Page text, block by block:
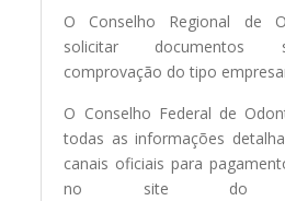
O Conselho Regional de
solicitar documentos
comprovação do tipo
O Conselho Federal de
todas as informações
canais oficiais para
no site do